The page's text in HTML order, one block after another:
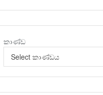
කාණ්ඩ
Select කාණ්ඩය